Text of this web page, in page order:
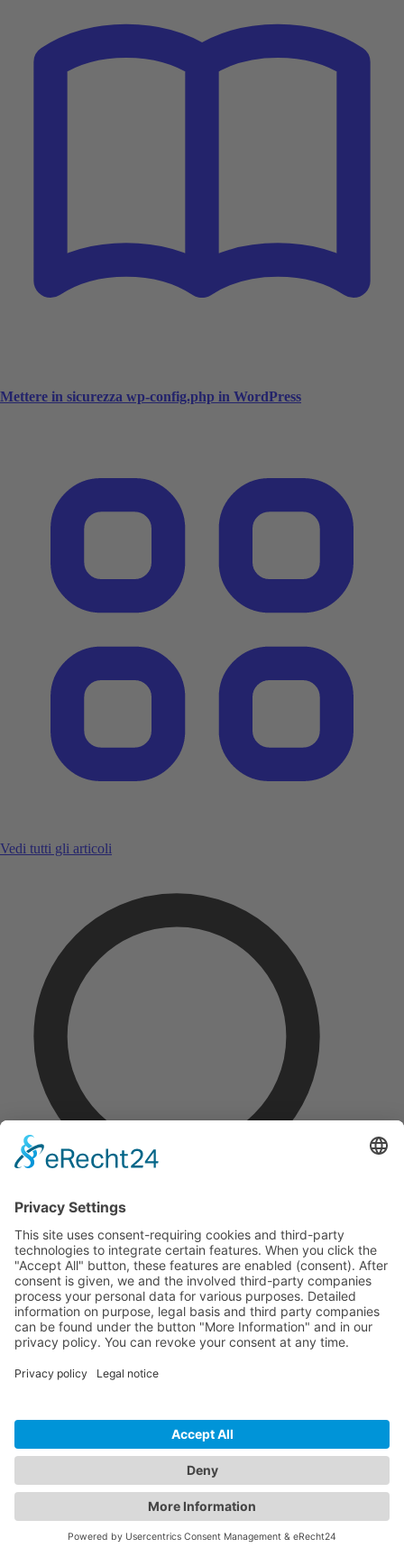
Mettere in sicurezza wp-config.php in WordPress
Vedi tutti gli articoli
Controlla subito il tuo sito WordPress
InspectWP analizza il tuo sito WordPress per problemi di sicurezza,